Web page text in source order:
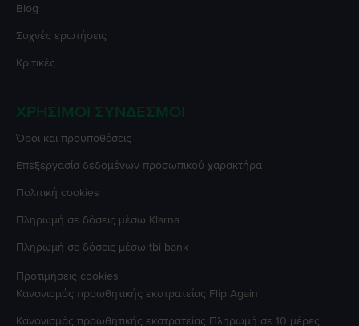
Blog
Συχνές ερωτήσεις
Κριτικές
ΧΡΉΣΙΜΟΙ ΣΎΝΔΕΣΜΟΙ
Όροι και προϋποθέσεις
Επεξεργασία δεδομένων προσωπικού χαρακτήρα
Πολιτική cookies
Πληρωμή σε δόσεις μέσω Klarna
Πληρωμή σε δόσεις μέσω tbi bank
Προτιμήσεις cookies
Κανονισμός προωθητικής εκστρατείας Flip Again
Κανονισμός προωθητικής εκστρατείας Πληρωμή σε 10 μέρες